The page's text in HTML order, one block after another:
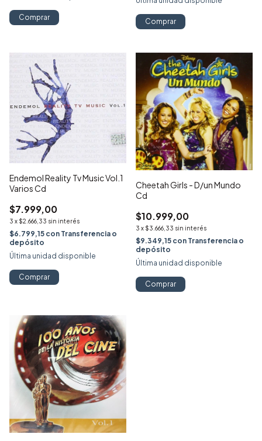
Comprar Comprar
Endemol Reality Tv Music Vol.1
Varios Cd
$7.999,00
3 x $2.666,33 sin interés
$6.799,15 con Transferencia o
depósito
Última unidad disponible
Comprar
Cheetah Girls - D/un Mundo
Cd
$10.999,00
3 x $3.666,33 sin interés
$9.349,15 con Transferencia o
depósito
Última unidad disponible
Comprar